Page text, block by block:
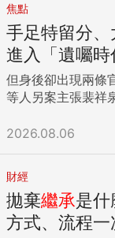
焦點
手足特留分、
進入「遺囑時
但身後卻出現兩條
等人另案主張裴祥
2026.08.06
財經
拋棄繼承是什
方式、流程一